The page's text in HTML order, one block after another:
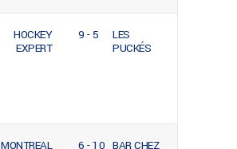
HOCKEY
EXPERT
9 - 5
LES
PUCKÉS
MONTREAL
6 - 10 BAR CHEZ